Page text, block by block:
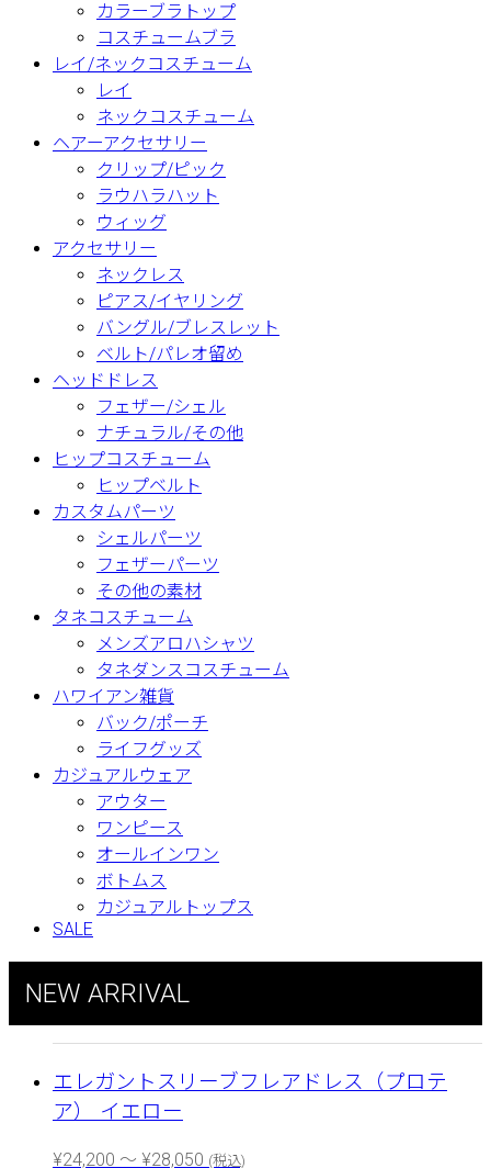
カラーブラトップ
コスチュームブラ
レイ/ネックコスチューム
レイ
ネックコスチューム
ヘアーアクセサリー
クリップ/ピック
ラウハラハット
ウィッグ
アクセサリー
ネックレス
ピアス/イヤリング
バングル/ブレスレット
ベルト/パレオ留め
ヘッドドレス
フェザー/シェル
ナチュラル/その他
ヒップコスチューム
ヒップベルト
カスタムパーツ
シェルパーツ
フェザーパーツ
その他の素材
タネコスチューム
メンズアロハシャツ
タネダンスコスチューム
ハワイアン雑貨
バック/ポーチ
ライフグッズ
カジュアルウェア
アウター
ワンピース
オールインワン
ボトムス
カジュアルトップス
SALE
NEW ARRIVAL
エレガントスリーブフレアドレス（プロテ
ア） イエロー
¥24,200 ～ ¥28,050 (税込)